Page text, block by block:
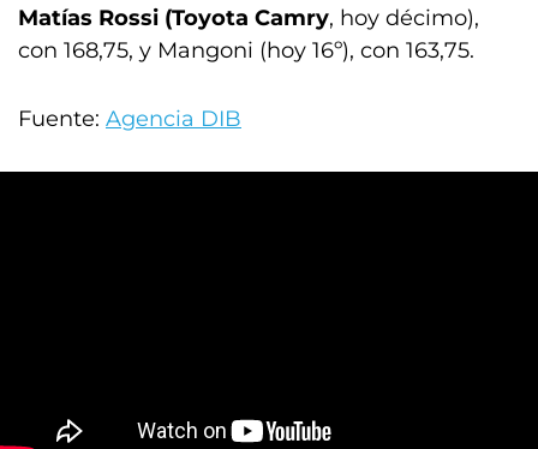
Matías Rossi (Toyota Camry, hoy décimo),
con 168,75, y Mangoni (hoy 16º), con 163,75.
Fuente: Agencia DIB